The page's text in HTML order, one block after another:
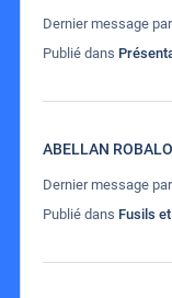
Dernier message par
Publié dans
ABELLAN
Dernier message par
Publié dans Fusils